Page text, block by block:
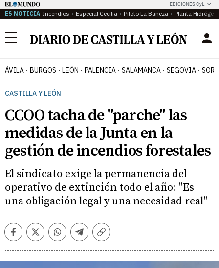
EDICIONES CyL
ES NOTICIA Incendios Especial Cecilia Piloto La Bañeza Planta
Menú
ÁVILA BURGOS LEÓN PALENCIA SALAMANCA SEGOVIA
CASTILLA Y LEÓN
CCOO tacha de "parche" las
medidas de la Junta en la
gestión de incendios forestales
El sindicato exige la permanencia del
operativo de extinción todo el año: "Es
una obligación legal y una necesidad real"
FacebookTwitterWhatsappTelegramCopiar